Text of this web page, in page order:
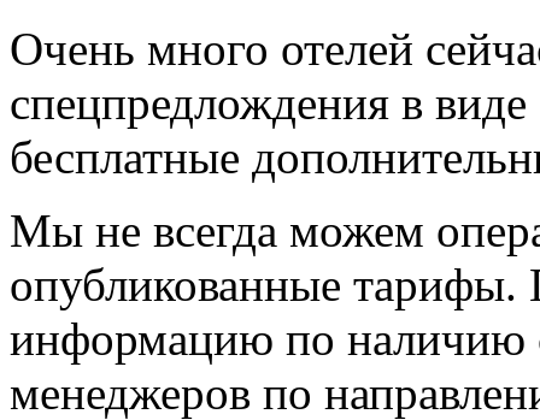
Очень много отелей
спецпредлождения в
бесплатные
Мы не всегда можем
опубликованные тарифы.
информацию по наличию
менеджеров по